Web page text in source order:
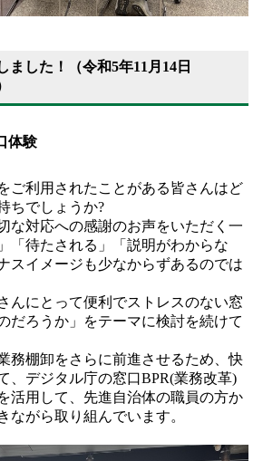
ました！（令和5年11月14日
体験
ご利用されたことがある皆さんはど
ちでしょうか?
な対応への感謝のお声をいただく一
「待たされる」「説明がわからな
スイメージも少なからずあるのでは
んにとって便利でストレスのない窓
だろうか」をテーマに検討を続けて
務棚卸をさらに前進させるため、快
、デジタル庁の窓口BPR(業務改革)
活用して、先進自治体の職員の方か
ながら取り組んでいます。